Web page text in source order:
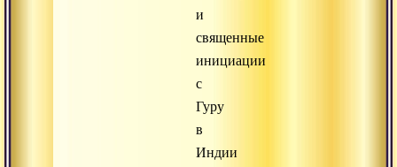
и
священные
инициации
с
Гуру
в
Индии